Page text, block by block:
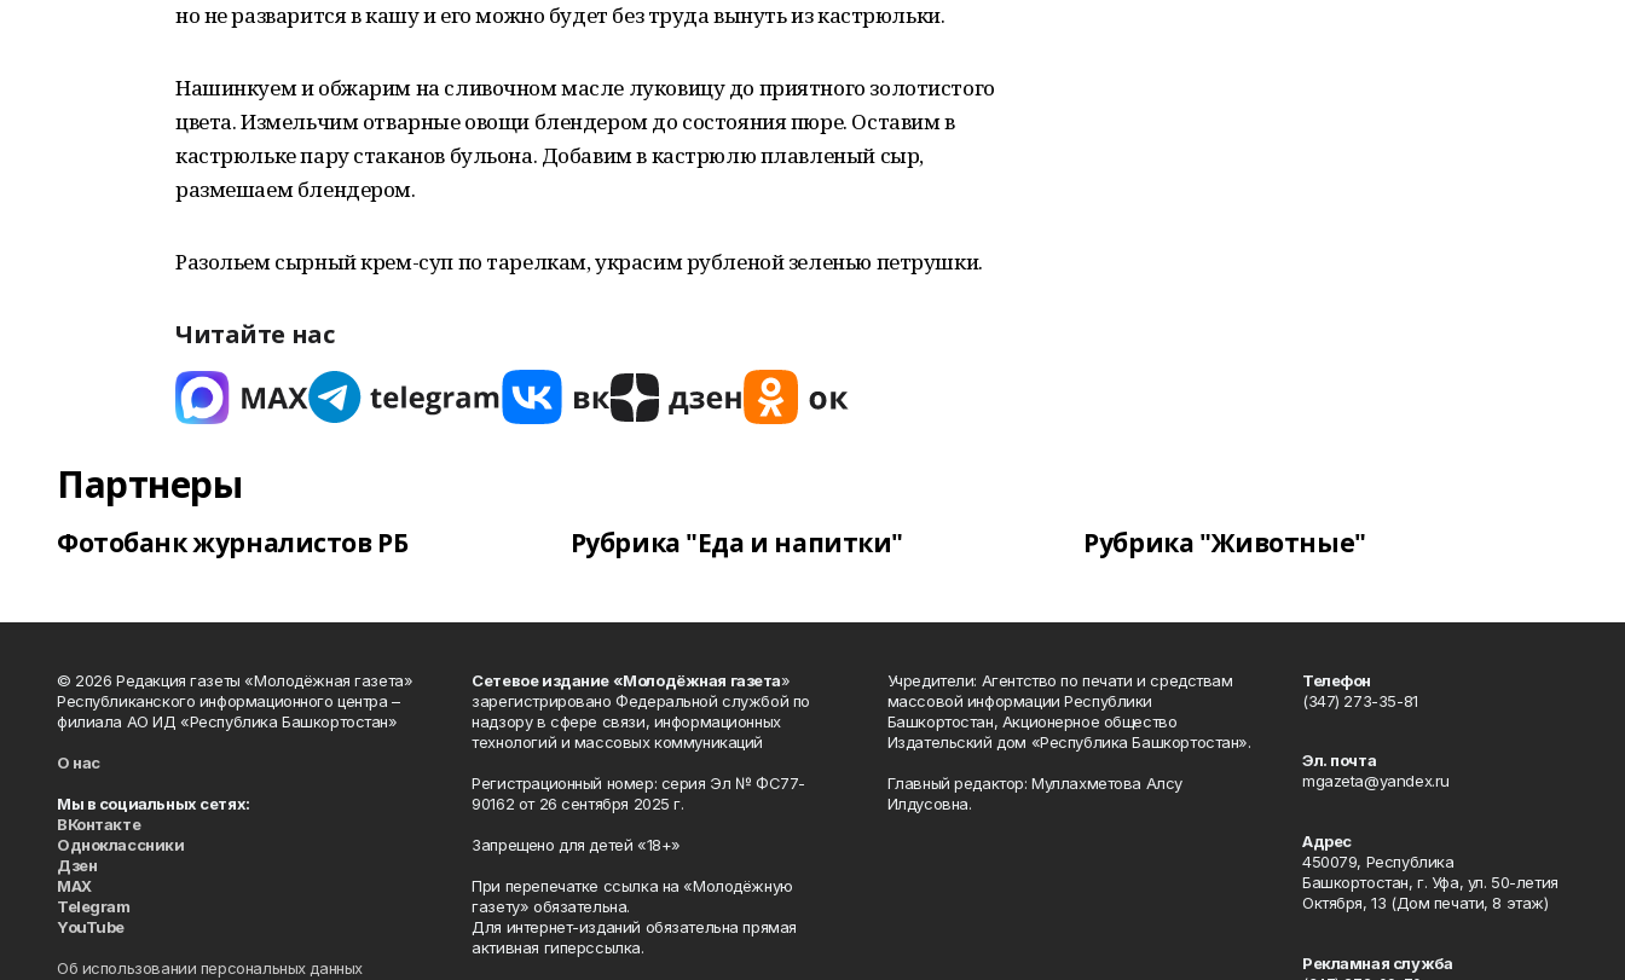
но не разварится в кашу и его можно будет без труда вынуть из кастрюльки.
Нашинкуем и обжарим на сливочном масле луковицу до приятного золотистого
цвета. Измельчим отварные овощи блендером до состояния пюре. Оставим в
кастрюльке пару стаканов бульона. Добавим в кастрюлю плавленый сыр,
размешаем блендером.
Разольем сырный крем-суп по тарелкам, украсим рубленой зеленью петрушки.
Читайте нас
Партнеры
Фотобанк журналистов РБ Рубрика "Еда и напитки" Рубрика "Животные"
© 2026 Редакция газеты «Молодёжная газета»
Республиканского информационного центра –
филиала АО ИД «Республика Башкортостан»
О нас
Мы в социальных сетях:
ВКонтакте
Одноклассники
Дзен
MAX
Telegram
YouTube
Об использовании персональных данных
Сетевое издание «Молодёжная газета»
зарегистрировано Федеральной службой по
надзору в сфере связи, информационных
технологий и массовых коммуникаций
Регистрационный номер: серия Эл № ФС77-
90162 от 26 сентября 2025 г.
Запрещено для детей «18+»
При перепечатке ссылка на «Молодёжную
газету» обязательна.
Для интернет-изданий обязательна прямая
активная гиперссылка.
Учредители: Агентство по печати и средствам
массовой информации Республики
Башкортостан, Акционерное общество
Издательский дом «Республика Башкортостан».
Главный редактор: Муллахметова Алсу
Илдусовна.
Телефон
(347) 273-35-81
Эл. почта
mgazeta@yandex.ru
Адрес
450079, Республика
Башкортостан, г. Уфа, ул. 50-летия
Октября, 13 (Дом печати, 8 этаж)
Рекламная служба